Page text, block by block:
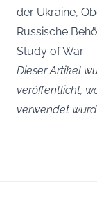
der Ukraine,
Russische
Study of War
Dieser Artikel
veröffentlicht,
verwendet